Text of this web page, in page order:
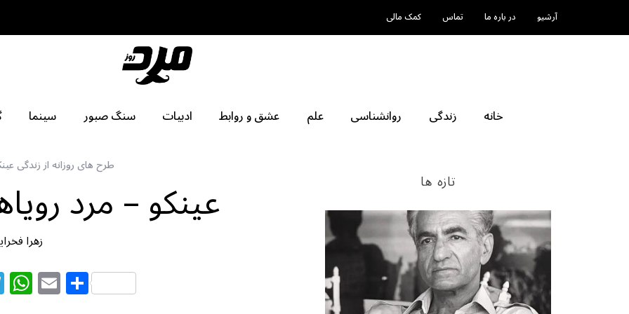
آرشیو در باره ما تماس کمک مالی
خانه زندگی روانشناسی علم عشق و روابط ادبیات سنگ صبور سینما
طرح های روزانه از زندگی
عینکو – مرد
زهرا
T W E S
تازه ها